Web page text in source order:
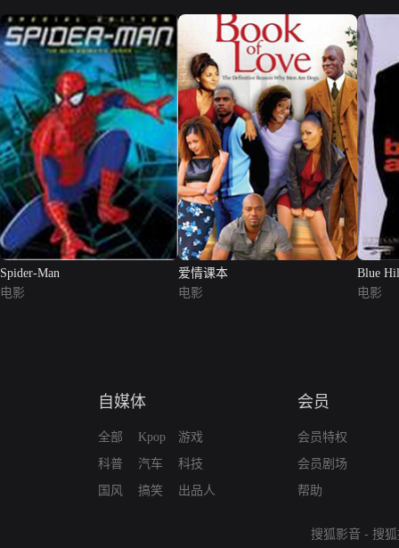
Spider-Man
电影
爱情课本
电影
Blue
电影
自媒体
全部
科普
国风
Kpop
汽车
搞笑
游戏
科技
出品人
会员
会员特权
会员剧场
帮助
搜狐影音 - 搜